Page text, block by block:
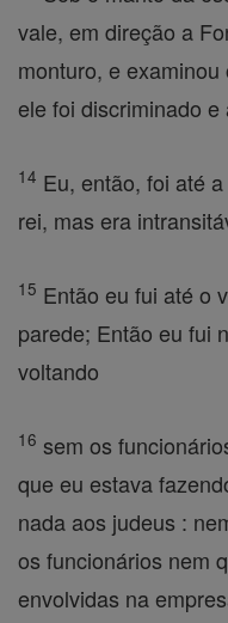
vale, em direção a
monturo, e
ele foi discriminado
14 Eu, então, foi até
rei, mas era
15 Então eu fui até o
parede; Então eu fui
voltando
16 sem os
que eu estava
nada aos judeus :
os funcionários nem
envolvidas na